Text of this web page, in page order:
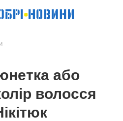
або
волосся